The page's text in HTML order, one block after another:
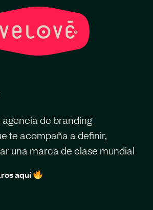
de branding
te acompaña a definir,
una marca de clase mundial
aquí